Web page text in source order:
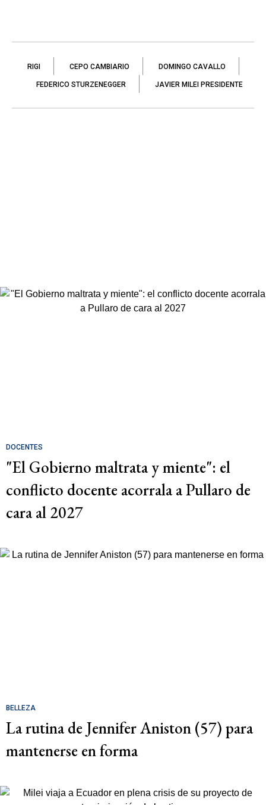
RIGI CEPO CAMBIARIO DOMINGO CAVALLO
FEDERICO STURZENEGGER JAVIER MILEI PRESIDENTE
DOCENTES
"El Gobierno maltrata y miente": el
conflicto docente acorrala a Pullaro de
cara al 2027
BELLEZA
La rutina de Jennifer Aniston (57) para
mantenerse en forma